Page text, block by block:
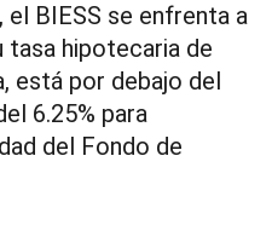
BIESS se enfrenta a
tasa hipotecaria de
está por debajo del
6.25% para
del Fondo de